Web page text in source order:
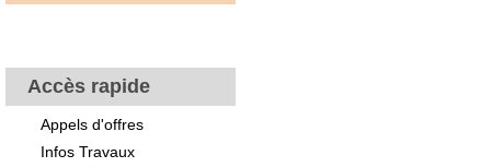
Accès rapide
Appels d'offres
Infos Travaux